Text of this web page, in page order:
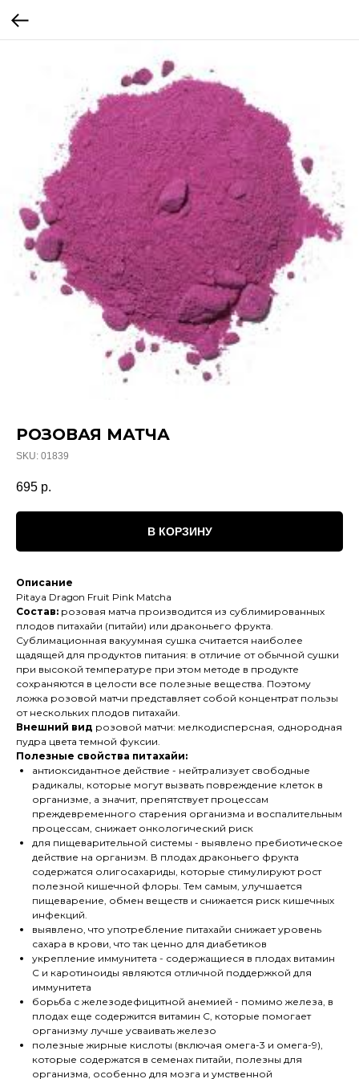
РОЗОВАЯ МАТЧА
SKU: 01839
695 р.
В КОРЗИНУ
Описание
Pitaya Dragon Fruit Pink Matcha
Состав: розовая матча производится из сублимированных
плодов питахайи (питайи) или драконьего фрукта.
Сублимационная вакуумная сушка считается наиболее
щадящей для продуктов питания: в отличие от обычной сушки
при высокой температуре при этом методе в продукте
сохраняются в целости все полезные вещества. Поэтому
ложка розовой матчи представляет собой концентрат пользы
от нескольких плодов питахайи.
Внешний вид розовой матчи: мелкодисперсная, однородная
пудра цвета темной фуксии.
Полезные свойства питахайи:
антиоксидантное действие - нейтрализует свободные
радикалы, которые могут вызвать повреждение клеток в
организме, а значит, препятствует процессам
преждевременного старения организма и воспалительным
процессам, снижает онкологический риск
для пищеварительной системы - выявлено пребиотическое
действие на организм. В плодах драконьего фрукта
содержатся олигосахариды, которые стимулируют рост
полезной кишечной флоры. Тем самым, улучшается
пищеварение, обмен веществ и снижается риск кишечных
инфекций.
выявлено, что употребление питахайи снижает уровень
сахара в крови, что так ценно для диабетиков
укрепление иммунитета - содержащиеся в плодах витамин
С и каротиноиды являются отличной поддержкой для
иммунитета
борьба с железодефицитной анемией - помимо железа, в
плодах еще содержится витамин С, которые помогает
организму лучше усваивать железо
полезные жирные кислоты (включая омега-3 и омега-9),
которые содержатся в семенах питайи, полезны для
организма, особенно для мозга и умственной